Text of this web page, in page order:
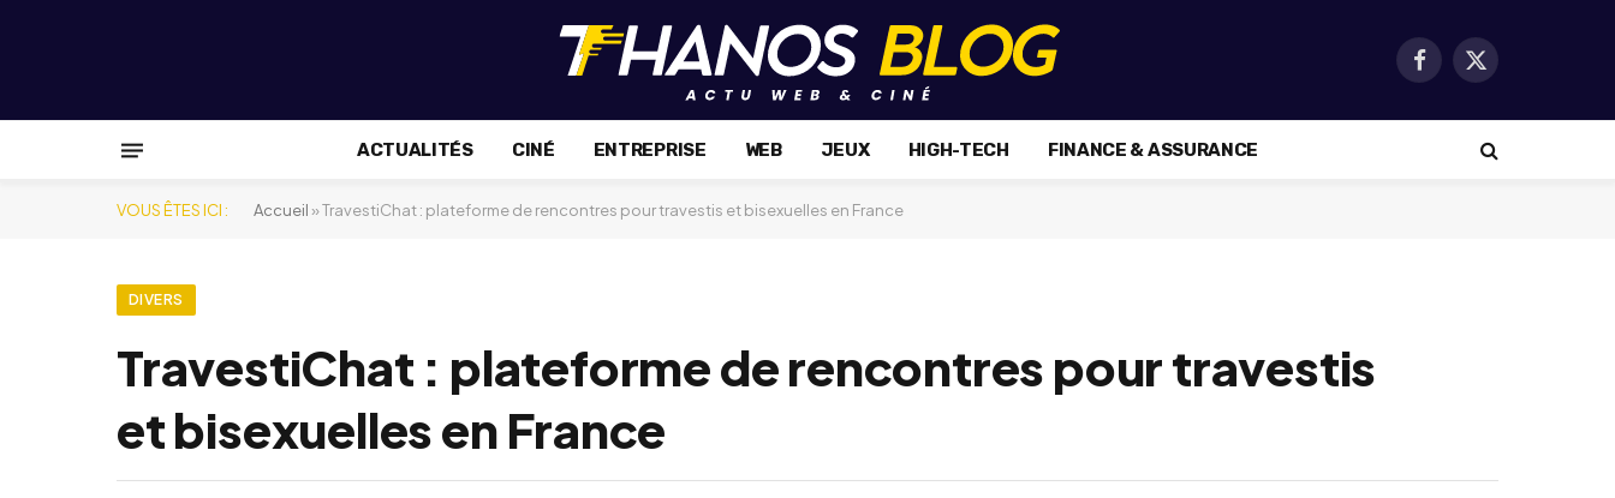
Facebook
X
ACTUALITÉS CINÉ ENTREPRISE WEB JEUX HIGH-TECH FINANCE & ASSURANCE
VOUS ÊTES ICI : Accueil »TravestiChat : plateforme de rencontres pour travestis et bisexuelles en France
DIVERS
TravestiChat : plateforme de rencontres pour travestis
et bisexuelles en France